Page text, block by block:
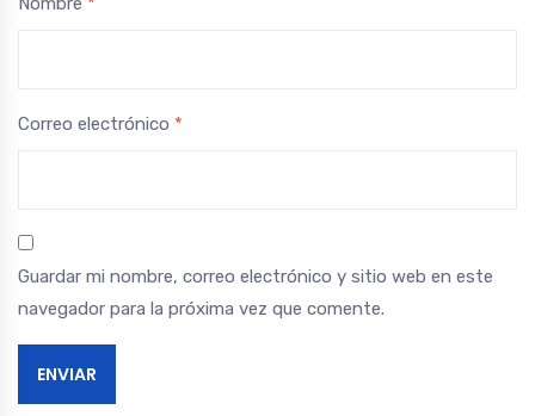
Correo electrónico *
Guardar mi nombre, correo electrónico y sitio web en este
navegador para la próxima vez que comente.